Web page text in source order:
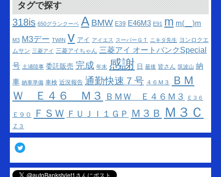
タグで探す
318is 650グランクーペ A BMW E39 E46M3 E91 m m(__)m
M3 M3デー TWIN v アイ アイエス スーパーＧＴ ニキタ先生 ヨンロクエ
ムサン 三菱アイ 三菱アイちゃん 三菱アイ オートバンクSpecial
号 土浦陸事 委託販売 完成 年末 感謝 日 最後 皆さん 筑波山 納
車 納車準備 車検 近況報告 通勤快速７号 ４６Ｍ３
ＢＭ
Ｗ Ｅ４６ Ｍ３
ＢＭＷ Ｅ４６Ｍ３ Ｅ３６
Ｅ９０ ＦＳＷ ＦＵＪＩ１ＧＰ Ｍ３Ｂ Ｍ３Ｃ
Ｚ３
Twitter